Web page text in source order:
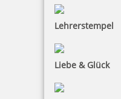
Lehrerstempel
Liebe & Glück